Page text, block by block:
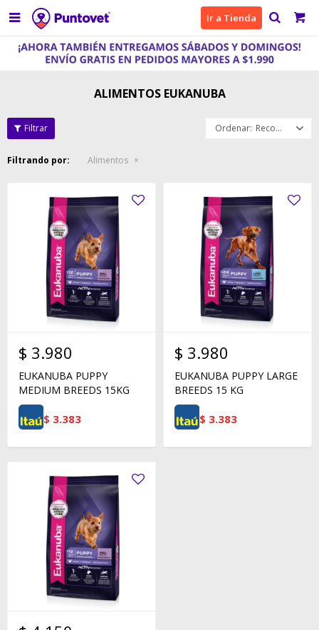
 Ir a Tienda
ALIMENTOS EUKANUBA
Recomendados
Filtrando por: Alimentos
$ 3.980
EUKANUBA PUPPY
MEDIUM BREEDS 15KG
$ 3.383
$ 3.980
EUKANUBA PUPPY LARGE
BREEDS 15 KG
$ 3.383